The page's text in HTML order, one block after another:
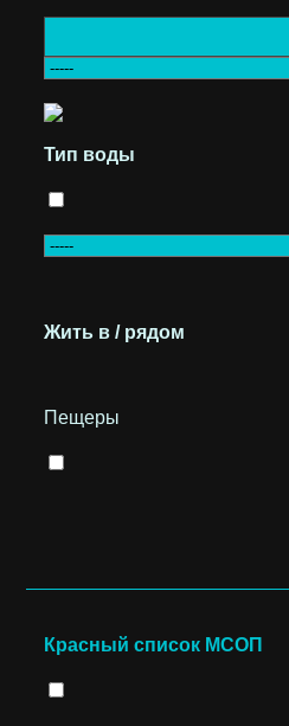
Тип воды
Жить в / рядом
Пещеры
Красный список МСОП